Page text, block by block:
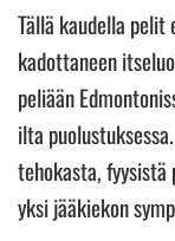
Tällä kaudella pelit
kadottaneen
peliään
ilta
tehokasta, fyysistä
yksi jääkiekon